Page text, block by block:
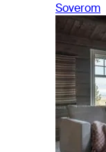
Soverom